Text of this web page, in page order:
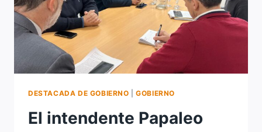
DESTACADA DE GOBIERNO |GOBIERNO
El intendente Papaleo